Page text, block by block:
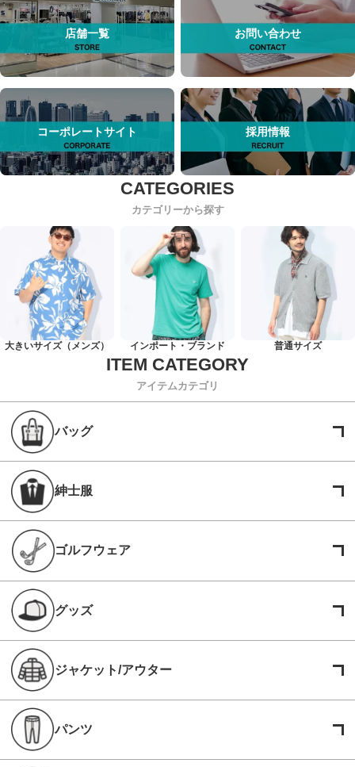
店舗一覧 お問い合わせ
コーポレートサイト 採用情報
カテゴリーから探す
大きいサイズ（メンズ） インポート・ブランド 普通サイズ
アイテムカテゴリ
バッグ
紳士服
ゴルフウェア
グッズ
ジャケット/アウター
パンツ